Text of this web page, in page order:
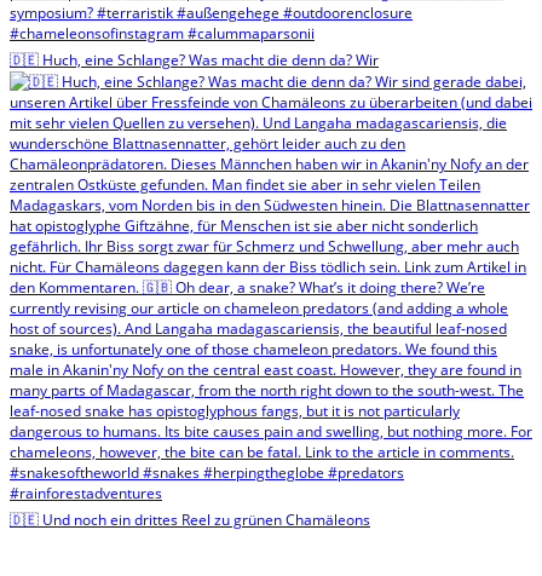
🇩🇪 Huch, eine Schlange? Was macht die denn da? Wir
🇩🇪 Und noch ein drittes Reel zu grünen Chamäleons